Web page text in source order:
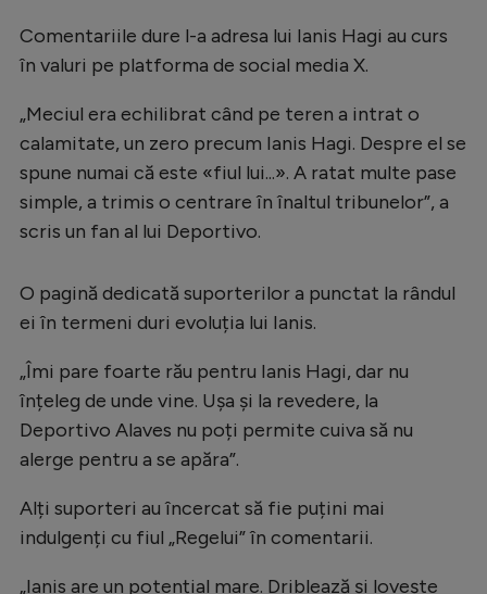
Intră în cont
Creează cont
Comentariile dure l-a adresa lui Ianis Hagi au curs
în valuri pe platforma de social media X.
„Meciul era echilibrat când pe teren a intrat o
calamitate, un zero precum Ianis Hagi. Despre el se
spune numai că este «fiul lui...». A ratat multe pase
simple, a trimis o centrare în înaltul tribunelor”, a
scris un fan al lui Deportivo.
O pagină dedicată suporterilor a punctat la rândul
ei în termeni duri evoluția lui Ianis.
„Îmi pare foarte rău pentru Ianis Hagi, dar nu
înțeleg de unde vine. Ușa și la revedere, la
Deportivo Alaves nu poți permite cuiva să nu
alerge pentru a se apăra”.
Alți suporteri au încercat să fie puțini mai
indulgenți cu fiul „Regelui” în comentarii.
„Ianis are un potențial mare. Driblează și lovește